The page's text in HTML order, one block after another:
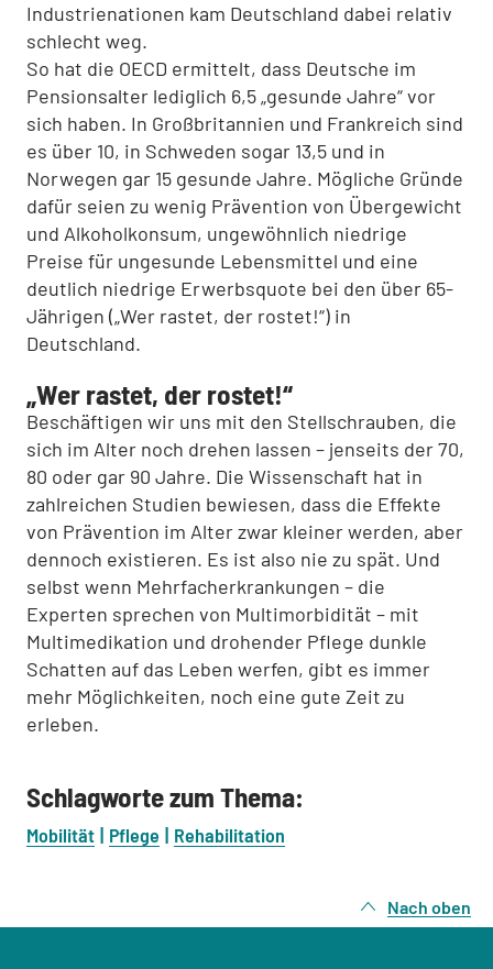
Industrienationen kam Deutschland dabei relativ
schlecht weg.
So hat die OECD ermittelt, dass Deutsche im
Pensionsalter lediglich 6,5 „gesunde Jahre“ vor
sich haben. In Großbritannien und Frankreich sind
es über 10, in Schweden sogar 13,5 und in
Norwegen gar 15 gesunde Jahre. Mögliche Gründe
dafür seien zu wenig Prävention von Übergewicht
und Alkoholkonsum, ungewöhnlich niedrige
Preise für ungesunde Lebensmittel und eine
deutlich niedrige Erwerbsquote bei den über 65-
Jährigen („Wer rastet, der rostet!“) in
Deutschland.
„Wer rastet, der rostet!“
Beschäftigen wir uns mit den Stellschrauben, die
sich im Alter noch drehen lassen – jenseits der 70,
80 oder gar 90 Jahre. Die Wissenschaft hat in
zahlreichen Studien bewiesen, dass die Effekte
von Prävention im Alter zwar kleiner werden, aber
dennoch existieren. Es ist also nie zu spät. Und
selbst wenn Mehrfacherkrankungen – die
Experten sprechen von Multimorbidität – mit
Multimedikation und drohender Pflege dunkle
Schatten auf das Leben werfen, gibt es immer
mehr Möglichkeiten, noch eine gute Zeit zu
erleben.
Schlagworte zum Thema:
Mobilität Pflege Rehabilitation
Nach oben